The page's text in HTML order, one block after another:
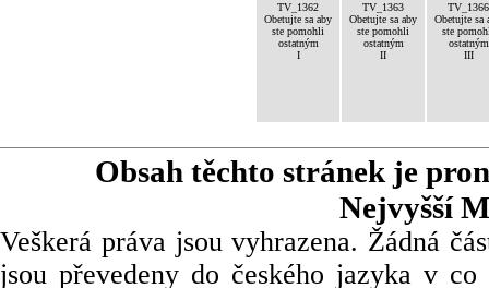
TV_1362
Obetujte sa aby
ste pomohli
ostatným
I
TV_1363
Obetujte sa aby
ste pomohli
ostatným
II
TV_1366
Obetujte sa
ste
ostatným
III
Obsah těchto stránek je
Nejvyšší
Veškerá práva jsou vyhrazena. Žádná
jsou převedeny do českého jazyka v